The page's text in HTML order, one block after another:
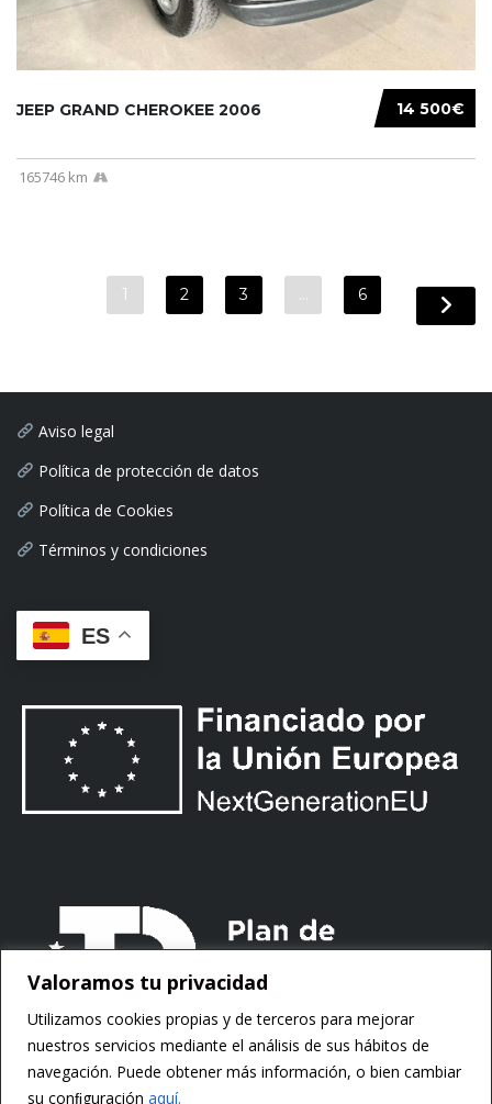
Valoramos tu privacidad
Utilizamos cookies propias y de terceros para mejorar
nuestros servicios mediante el análisis de sus hábitos de
navegación. Puede obtener más información, o bien cambiar
su conﬁguración aquí.
14 500€
JEEP GRAND CHEROKEE 2006
165746 km
1 2 3 … 6
Aviso legal
Política de protección de datos
Política de Cookies
Términos y condiciones
ES